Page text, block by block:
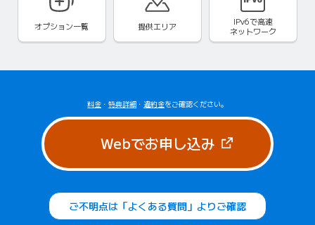
オプション一覧 提供エリア IPv6で高速
ネットワーク
料金 ・ 特典詳細 ・ 違約金をご確認ください。
Webでお申し込み（新しいタブ
ご不明点は「よくある質問」よりご確認